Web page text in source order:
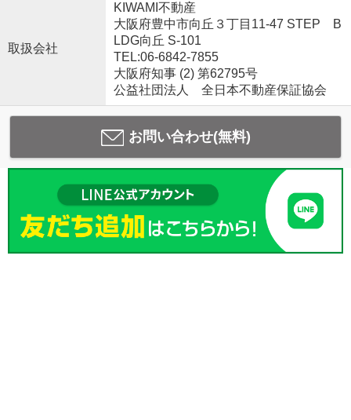
取扱会社
KIWAMI不動産
大阪府豊中市向丘３丁目11-47 STEP B
LDG向丘 S-101
TEL:06-6842-7855
大阪府知事 (2) 第62795号
公益社団法人 全日本不動産保証協会
お問い合わせ(無料)